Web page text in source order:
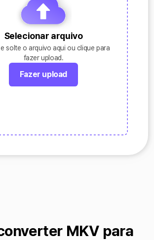
Selecionar arquivo
solte o arquivo aqui ou clique para
fazer upload.
Fazer upload
MKV para